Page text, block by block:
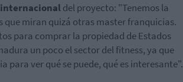
del proyecto: "Tenemos la
que miran quizá otras master franquicias.
para comprar la propiedad de Estados
un poco el sector del fitness, ya que
para ver qué se puede, qué es interesante".